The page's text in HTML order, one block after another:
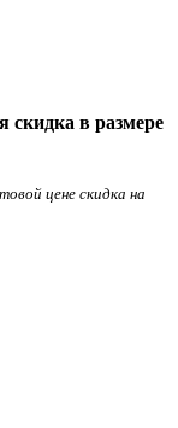
скидка в размере
цене скидка на